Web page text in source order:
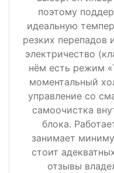
поэтому
идеальную
резких перепадов
электричество
нём есть режим
моментальный
управление со
самоочистка
блока.
занимает
стоит
отзывы